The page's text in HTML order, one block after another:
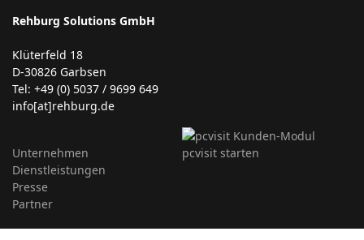
Rehburg Solutions GmbH
Klüterfeld 18
D-30826 Garbsen
Tel: +49 (0) 5037 / 9699 649
info[at]rehburg.de
Unternehmen
Dienstleistungen
Presse
Partner